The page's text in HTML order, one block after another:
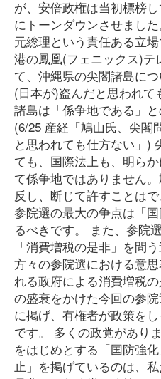
が、安倍政権は当初標榜
にトーンダウンさせまし
元総理という責任ある立
港の鳳凰(フェニックス)
て、沖縄県の尖閣諸島に
(日本が)盗んだと思われ
諸島は「係争地である」と
(6/25 産経「鳩山氏、尖閣
と思われても仕方ない」)
ても、国際法上も、明ら
て係争地ではありません
反し、断じて許すことは
参院選の最大の争点は「
るべきです。 また、参院
「消費増税の是非」を問
方々の参院選における意
れる政府による消費増税
の盛衰をかけた今回の参
に掲げ、有権者が政策を
です。 多くの政党があり
をはじめとする「国防強
止」を掲げているのは、